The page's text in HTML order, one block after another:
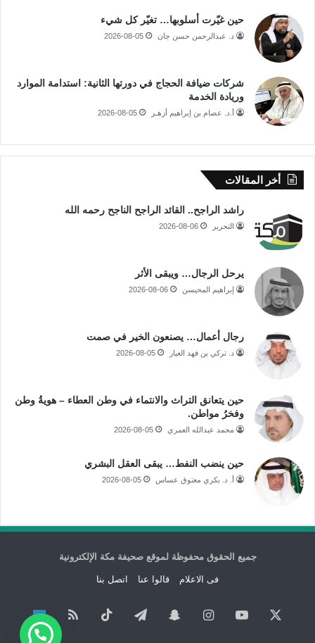
حين غيّرت أسلوبها… تغيّر كل شيء
د. عبدالرحمن حسن جان 2026-08-05
شركات ضيافة الحجاج في دورتها الثانية: استدامة الموارد
وريادة الخدمة
أ.د. عصام بن إبراهيم أزهـر 2026-08-05
أخر المقالات
راشد الراجح.. القائد الراجح الناجح رحمه الله
التحرير 2026-08-06
يرحل الرجال… ويبقى الأثر
إبراهيم المحيسن 2026-08-06
رجال أعمال… يصنعون الخير في صمت
د. تركي بن فهد العيار 2026-08-05
حين يتعانق التراث والانتماء في وطن العطاء – هويةُ وطن
وفخرُ مواطن.
محمد عبدالله العمري 2026-08-05
حين ينضب النفط… يبقى العقل البشري
أ. د. بكري معتوق عساس 2026-08-05
جميع الحقوق محفوظة لموقع صحيفة مكة الإلكترونية
فى الاعلام قالوا عنا اتصل بنا
‫YouTubeانستقرامسناب تيلقرام ‫TikTok ملخص